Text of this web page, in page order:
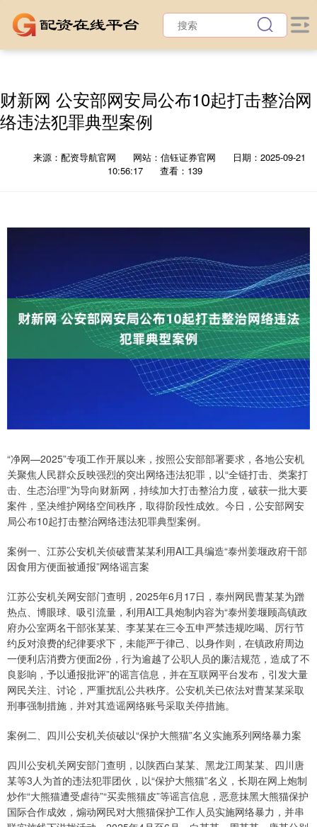
财新网 公安部网安局公布10起打击整治网
络违法犯罪典型案例
来源：配资导航官网 网站：信钰证券官网
日期：2025-09-21
10:56:17
查看：139
“净网—2025”专项工作开展以来，按照公安部部署要求，各地公安机
关聚焦人民群众反映强烈的突出网络违法犯罪，以“全链打击、类案打
击、生态治理”为导向财新网，持续加大打击整治力度，破获一批大要
案件，坚决维护网络空间秩序，取得阶段性成效。今日，公安部网安
局公布10起打击整治网络违法犯罪典型案例。
案例一、江苏公安机关侦破曹某某利用AI工具编造“泰州姜堰政府干部
因食用方便面被通报”网络谣言案
江苏公安机关网安部门查明，2025年6月17日，泰州网民曹某某为蹭
热点、博眼球、吸引流量，利用AI工具炮制内容为“泰州姜堰顾高镇政
府办公室两名干部张某某、李某某在三令五申严禁违规吃喝、厉行节
约反对浪费的纪律要求下，未能严于律己、以身作则，在镇政府周边
一便利店消费方便面2份，行为逾越了公职人员的廉洁规范，造成了不
良影响，予以通报批评”的谣言信息，并在互联网平台发布，引发大量
网民关注、讨论，严重扰乱公共秩序。公安机关已依法对曹某某采取
刑事强制措施，并对其造谣网络账号采取关停措施。
案例二、四川公安机关侦破以“保护大熊猫”名义实施系列网络暴力案
四川公安机关网安部门查明，以陕西白某某、黑龙江周某某、四川唐
某等3人为首的违法犯罪团伙，以“保护大熊猫”名义，长期在网上炮制
炒作“大熊猫遭受虐待”“买卖熊猫皮”等谣言信息，恶意抹黑大熊猫保护
国际合作成效，煽动网民对大熊猫保护工作人员实施网络暴力，并串